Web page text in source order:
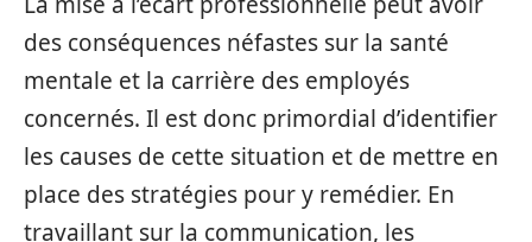
des conséquences néfastes sur la santé
mentale et la carrière des employés
concernés. Il est donc primordial d’identifier
les causes de cette situation et de mettre en
place des stratégies pour y remédier. En
travaillant sur la communication, les